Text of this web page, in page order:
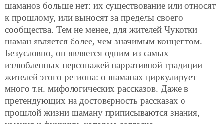
шаманов больше нет: их существование или относят
к прошлому, или выносят за пределы своего
сообщества. Тем не менее, для жителей Чукотки
шаман является более, чем значимым концептом.
Безусловно, он является одним из самых
излюбленных персонажей нарративной традиции
жителей этого региона: о шаманах циркулирует
много т.н. мифологических рассказов. Даже в
претендующих на достоверность рассказах о
прошлой жизни шаману приписываются знания,